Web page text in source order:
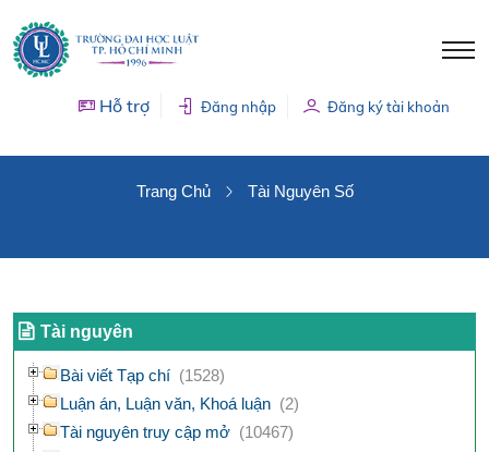
Hỗ trợ Đăng nhập Đăng ký tài khoản
Trang Chủ Tài Nguyên Số
Tài nguyên
Bài viết Tạp chí (1528)
Luận án, Luận văn, Khoá luận (2)
Tài nguyên truy cập mở (10467)